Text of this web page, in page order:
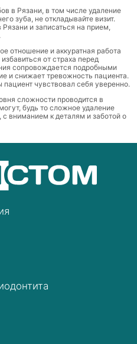
в Рязани, в том числе удаление
зуба, не откладывайте визит.
Рязани и записаться на прием,
отношение и аккуратная работа
от страха перед
сопровождается подробными
и снижает тревожность пациента.
чувствовал себя уверенно.
сложности проводится в
будь то сложное удаление
вниманием к деталям и заботой о